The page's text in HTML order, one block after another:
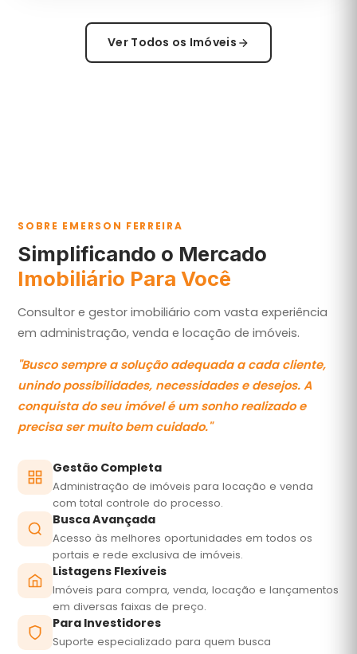
Ver Todos os Imóveis
SOBRE EMERSON FERREIRA
Simplificando o Mercado
Imobiliário Para Você
Consultor e gestor imobiliário com vasta experiência
em administração, venda e locação de imóveis.
"Busco sempre a solução adequada a cada cliente,
unindo possibilidades, necessidades e desejos. A
conquista do seu imóvel é um sonho realizado e
precisa ser muito bem cuidado."
Gestão Completa
Administração de imóveis para locação e venda
com total controle do processo.
Busca Avançada
Acesso às melhores oportunidades em todos os
portais e rede exclusiva de imóveis.
Listagens Flexíveis
Imóveis para compra, venda, locação e lançamentos
em diversas faixas de preço.
Para Investidores
Suporte especializado para quem busca